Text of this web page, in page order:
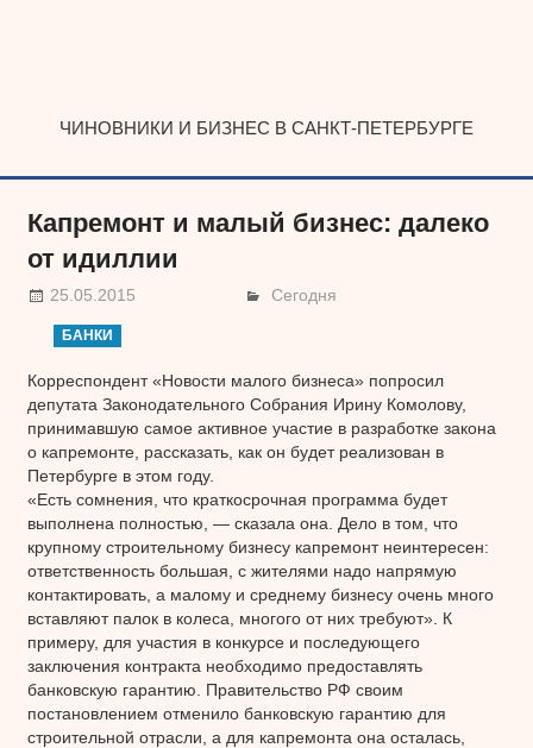
ЧИНОВНИКИ И БИЗНЕС В САНКТ-ПЕТЕРБУРГЕ
Капремонт и малый бизнес: далеко
от идиллии
25.05.2015 Сегодня
БАНКИ
Корреспондент «Новости малого бизнеса» попросил
депутата Законодательного Собрания Ирину Комолову,
принимавшую самое активное участие в разработке закона
о капремонте, рассказать, как он будет реализован в
Петербурге в этом году.
«Есть сомнения, что краткосрочная программа будет
выполнена полностью, — сказала она. Дело в том, что
крупному строительному бизнесу капремонт неинтересен:
ответственность большая, с жителями надо напрямую
контактировать, а малому и среднему бизнесу очень много
вставляют палок в колеса, многого от них требуют». К
примеру, для участия в конкурсе и последующего
заключения контракта необходимо предоставлять
банковскую гарантию. Правительство РФ своим
постановлением отменило банковскую гарантию для
строительной отрасли, а для капремонта она осталась,